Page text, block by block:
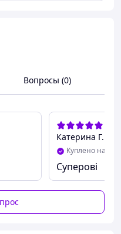
см)
Вопросы (0)
Катерина Г.
Куплено на
Суперові